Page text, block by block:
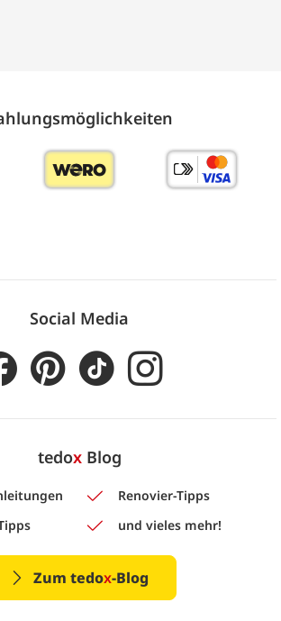
Social Media
tedoxBlog
Renovier-Tipps
und vieles mehr!
Zum tedox-Blog